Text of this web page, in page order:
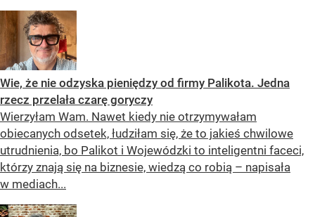
Wie, że nie odzyska pieniędzy od firmy Palikota. Jedna
rzecz przelała czarę goryczy
Wierzyłam Wam. Nawet kiedy nie otrzymywałam
obiecanych odsetek, łudziłam się, że to jakieś chwilowe
utrudnienia, bo Palikot i Wojewódzki to inteligentni faceci,
którzy znają się na biznesie, wiedzą co robią – napisała
w mediach...